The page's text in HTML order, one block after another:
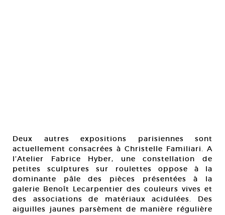
Deux autres expositions parisiennes sont
actuellement consacrées à Christelle Familiari. A
l’Atelier Fabrice Hyber, une constellation de
petites sculptures sur roulettes oppose à la
dominante pâle des pièces présentées à la
galerie Benoît Lecarpentier des couleurs vives et
des associations de matériaux acidulées. Des
aiguilles jaunes parsèment de manière régulière